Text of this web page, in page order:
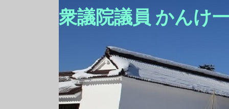
衆議院議員 かんけ